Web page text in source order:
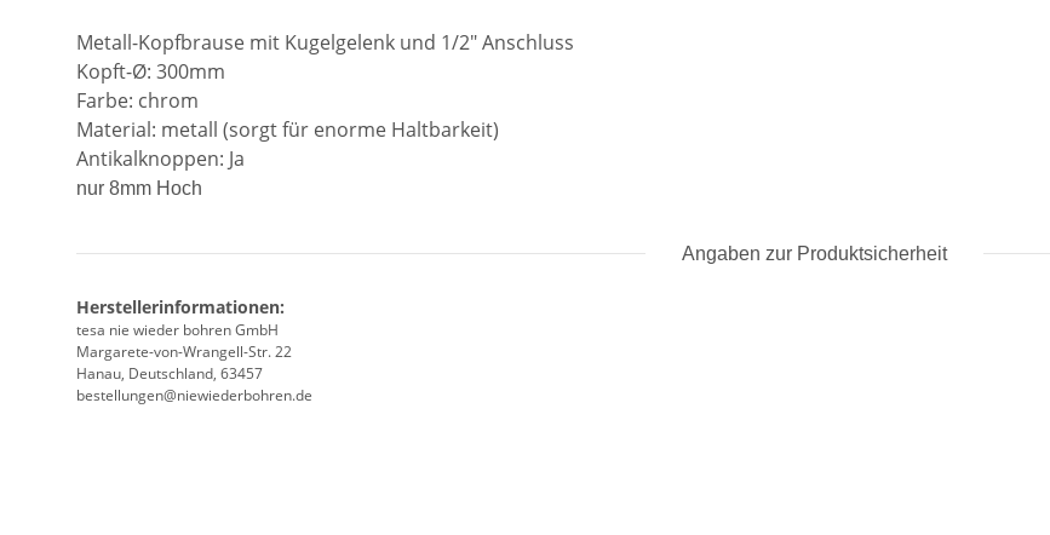
Metall-Kopfbrause mit Kugelgelenk und 1/2" Anschluss
Kopft-Ø: 300mm
Farbe: chrom
Material: metall (sorgt für enorme Haltbarkeit)
Antikalknoppen: Ja
nur 8mm Hoch
Angaben zur Produktsicherheit
Herstellerinformationen:
tesa nie wieder bohren GmbH
Margarete-von-Wrangell-Str. 22
Hanau, Deutschland, 63457
bestellungen@niewiederbohren.de